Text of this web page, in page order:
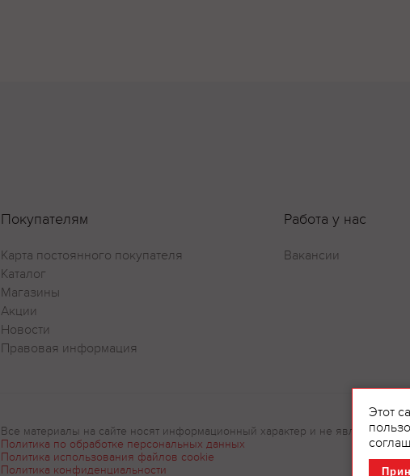
Покупателям
Карта постоянного покупателя
Каталог
Магазины
Акции
Новости
Правовая информация
Работа у нас
Вакансии
Все материалы на сайте носят информационный характер и не являются
Политика по обработке персональных данных
Политика использования файлов cookie
Политика конфиденциальности
Этот